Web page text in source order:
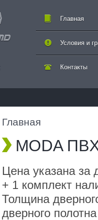
Главная
Контакты
Условия и
Главная
MODA
Цена указана за
+ 1 комплект
Толщина
дверного